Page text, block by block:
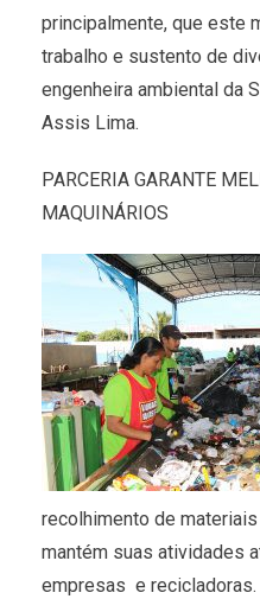
principalmente, que este
trabalho e sustento de
engenheira ambiental da
Assis Lima.
PARCERIA GARANTE
MAQUINÁRIOS
recolhimento de
mantém suas atividades
empresas e recicladoras.